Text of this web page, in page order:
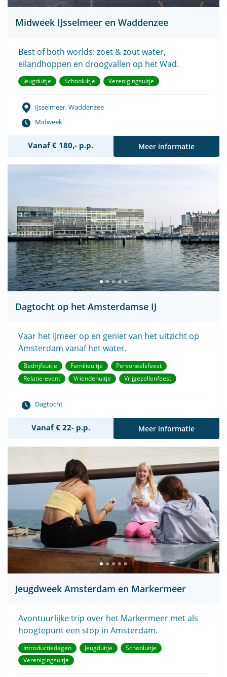
Midweek IJsselmeer en Waddenzee
Best of both worlds: zoet & zout water,
eilandhoppen en droogvallen op het Wad.
Jeugduitje Schooluitje Verenigingsuitje
IJsselmeer, Waddenzee
Midweek
Vanaf € 180,- p.p. Meer informatie
Dagtocht op het Amsterdamse IJ
Vaar het IJmeer op en geniet van het uitzicht op
Amsterdam vanaf het water.
Bedrijfsuitje Familieuitje
Personeelsfeest
Relatie-event
Vriendenuitje Vrijgezellenfeest
Dagtocht
Vanaf € 22- p.p. Meer informatie
Jeugdweek Amsterdam en Markermeer
Avontuurlijke trip over het Markermeer met als
hoogtepunt een stop in Amsterdam.
Introductiedagen Jeugduitje
Schooluitje
Verenigingsuitje